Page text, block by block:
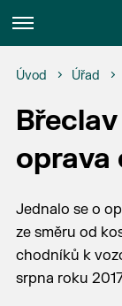
Menu
Úvod Úřad
oprava
Jednalo se o
ze směru od
chodníků k
srpna roku